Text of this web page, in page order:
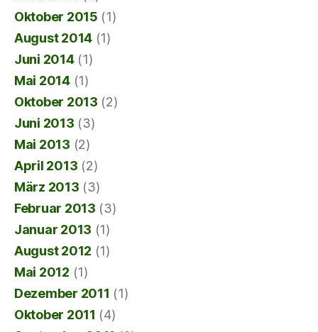
Oktober 2015 (1)
August 2014 (1)
Juni 2014(1)
Mai 2014(1)
Oktober 2013 (2)
Juni 2013 (3)
Mai 2013 (2)
April 2013 (2)
März 2013 (3)
Februar 2013 (3)
Januar 2013 (1)
August 2012 (1)
Mai 2012 (1)
Dezember 2011 (1)
Oktober 2011 (4)